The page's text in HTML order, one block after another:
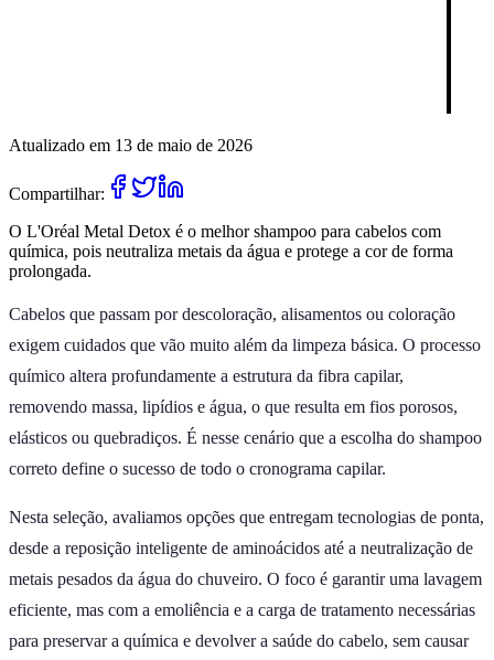
Atualizado em 13 de maio de 2026
Compartilhar:
O L'Oréal Metal Detox é o melhor shampoo para cabelos com
química, pois neutraliza metais da água e protege a cor de forma
prolongada.
Cabelos que passam por descoloração, alisamentos ou coloração
exigem cuidados que vão muito além da limpeza básica. O processo
químico altera profundamente a estrutura da fibra capilar,
removendo massa, lipídios e água, o que resulta em fios porosos,
elásticos ou quebradiços. É nesse cenário que a escolha do shampoo
correto define o sucesso de todo o cronograma capilar.
Nesta seleção, avaliamos opções que entregam tecnologias de ponta,
desde a reposição inteligente de aminoácidos até a neutralização de
metais pesados da água do chuveiro. O foco é garantir uma lavagem
eficiente, mas com a emoliência e a carga de tratamento necessárias
para preservar a química e devolver a saúde do cabelo, sem causar